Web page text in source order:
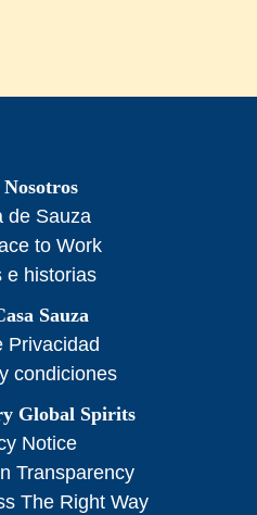
Nosotros
de Sauza
to Work
e historias
Sauza
Privacidad
condiciones
Global Spirits
Notice
Transparency
The Right Way